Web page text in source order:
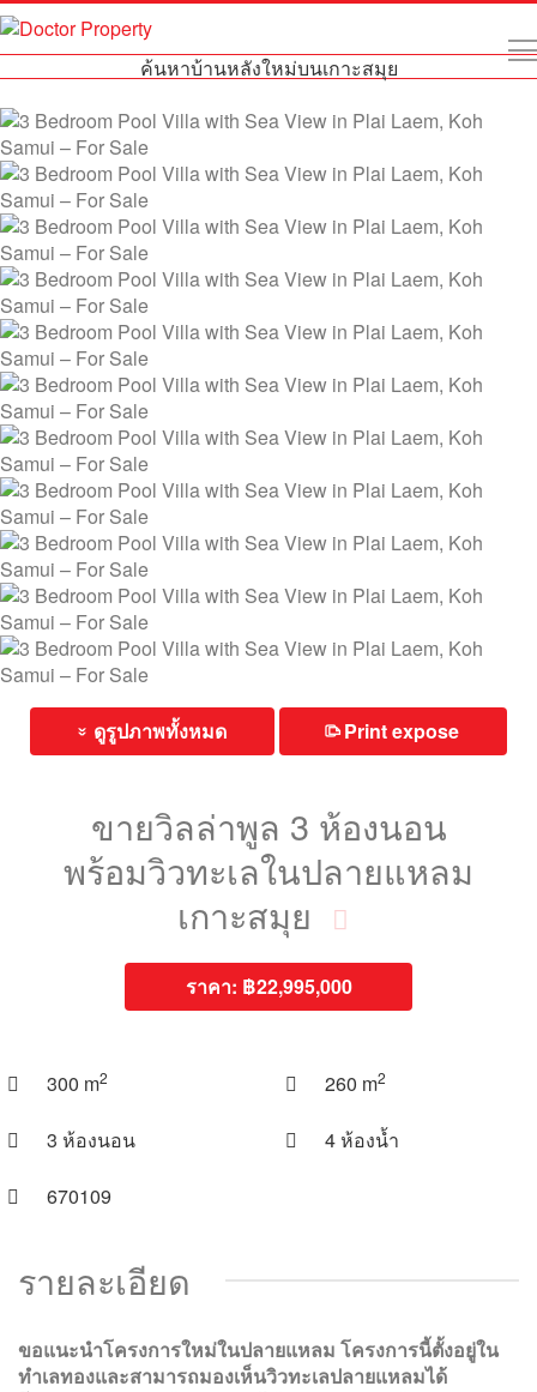
ค้นหาบ้านหลังใหม่บนเกาะสมุย
»ดูรูปภาพทั้งหมด ⎙Print expose
ขายวิลล่าพูล 3 ห้องนอน
พร้อมวิวทะเลในปลายแหลม
เกาะสมุย
ราคา: ฿22,995,000
300 m2 260 m2
3 ห้องนอน 4 ห้องน้ำ
670109
รายละเอียด
ขอแนะนำโครงการใหม่ในปลายแหลม โครงการนี้ตั้งอยู่ใน
ทำเลทองและสามารถมองเห็นวิวทะเลปลายแหลมได้